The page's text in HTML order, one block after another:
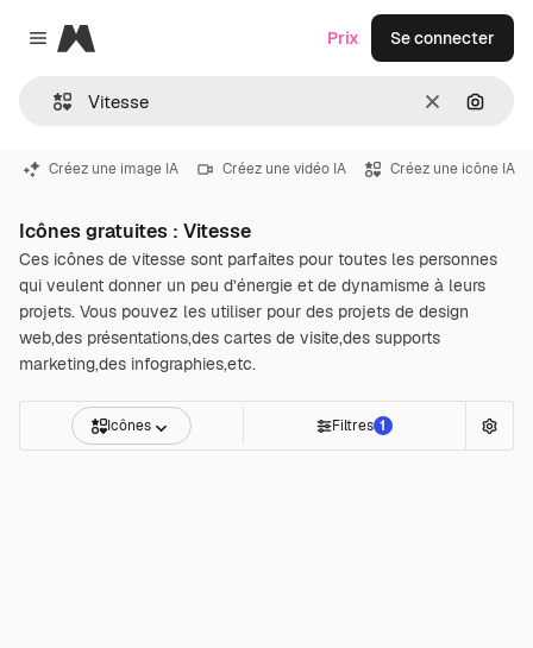
Close menu
Magnific
Effacer
Prix Se connecter
Créez une image IA Créez une vidéo IA Créez une icône IA
Icônes gratuites : Vitesse
Ces icônes de vitesse sont parfaites pour toutes les personnes
qui veulent donner un peu d’énergie et de dynamisme à leurs
projets. Vous pouvez les utiliser pour des projets de design
web,des présentations,des cartes de visite,des supports
marketing,des infographies,etc.
Icônes Filtres 1